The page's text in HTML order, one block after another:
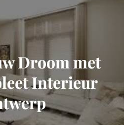
Droom met
Interieur